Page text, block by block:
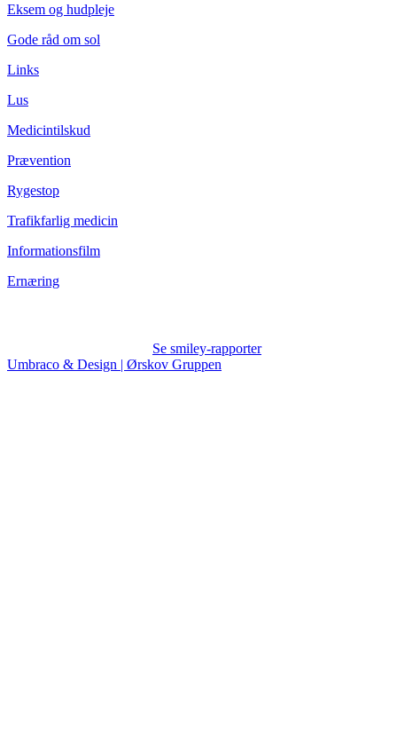
Eksem og hudpleje
Gode råd om sol
Links
Lus
Medicintilskud
Prævention
Rygestop
Trafikfarlig medicin
Informationsfilm
Ernæring
Se smiley-rapporter
Umbraco & Design | Ørskov Gruppen